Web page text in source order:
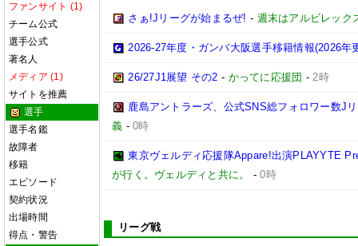
ファンサイト (1)
チーム公式
選手公式
著名人
メディア (1)
サイトを推薦
選手
選手名鑑
故障者
移籍
エピソード
契約状況
出場時間
得点・警告
さぁ!Jリーグが始まるぜ! - 週末はアルビレック
2026-27年度・ガンバ大阪選手移籍情報(2026年
26/27J1展望 その2 - かってに応援団 -2時
鹿島アントラーズ、公式SNS総フォロワー数J
義 -0時
東京ヴェルディ応援隊Appare!出演PLAYYTE
が行く。ヴェルディと共に。
-0時
リーグ戦